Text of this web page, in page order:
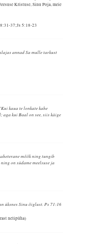
Kristuse, Sinu Poja, meie
37;Js 5:18-23
annad Sa mulle tarkust
kaua te lonkate kahe
aga kui Baal on see, siis käige
mõõk ning tungib
on südame meelsuse ja
üksnes Sinu õiglust. Ps 71:16
nelipüha)